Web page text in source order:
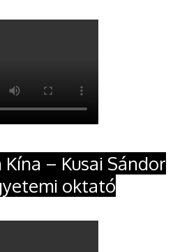
– Kusai Sándor
oktató